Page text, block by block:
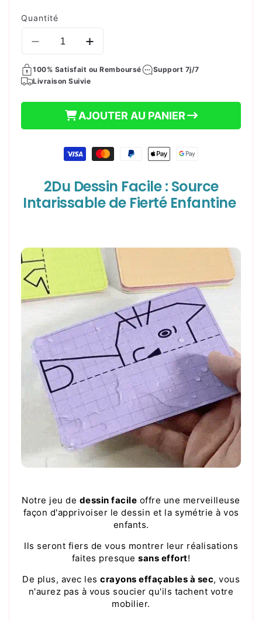
Quantité
Réduire
quantité
de
FACILE
SYMÉTRIQUE
Augmenter
quantité
de
|
SYMÉTRIQUE
100% Satisfait ou Remboursé
Support 7j/7
Livraison Suivie
AJOUTER AU PANIER
2Du Dessin Facile : Source
Intarissable de Fierté Enfantine
Notre jeu de dessin facile offre une merveilleuse
façon d'apprivoiser le dessin et la symétrie à vos
enfants.
Ils seront fiers de vous montrer leur réalisations
faites presquesans effort!
De plus, avec les crayons effaçables à sec, vous
n'aurez pas à vous soucier qu'ils tachent votre
mobilier.